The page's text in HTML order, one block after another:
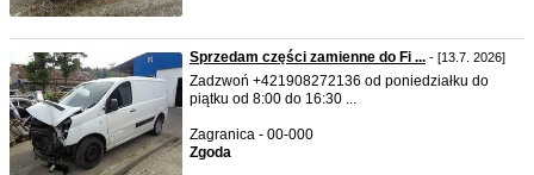
Sprzedam części zamienne do Fi ... - [13.7. 2026]
Zadzwoń +421908272136 od poniedziałku do
piątku od 8:00 do 16:30 ...
Zagranica - 00-000
Zgoda